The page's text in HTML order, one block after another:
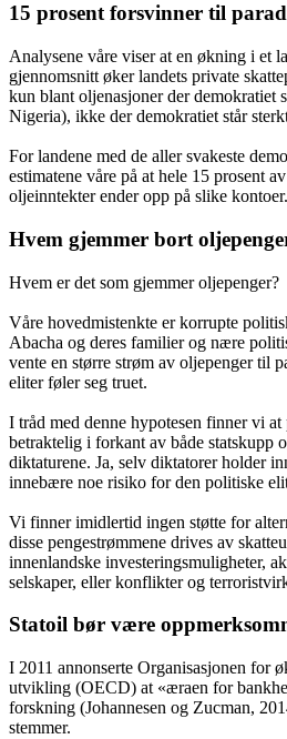
15 prosent forsvinner til
Analysene våre viser at en økning i et
gjennomsnitt øker landets private
kun blant oljenasjoner der demokratiet
Nigeria), ikke der demokratiet står
For landene med de aller svakeste
estimatene våre på at hele 15 prosent
oljeinntekter ender opp på slike kontoer.
Hvem gjemmer bort
Hvem er det som gjemmer oljepenger?
Våre hovedmistenkte er korrupte
Abacha og deres familier og nære
vente en større strøm av oljepenger til
eliter føler seg truet.
I tråd med denne hypotesen finner vi at
betraktelig i forkant av både statskupp
diktaturene. Ja, selv diktatorer holder
innebære noe risiko for den politiske
Vi finner imidlertid ingen støtte for
disse pengestrømmene drives av
innenlandske investeringsmuligheter,
selskaper, eller konflikter og
Statoil bør være
I 2011 annonserte Organisasjonen for
utvikling (OECD) at «æraen for
forskning (Johannesen og Zucman,
stemmer.